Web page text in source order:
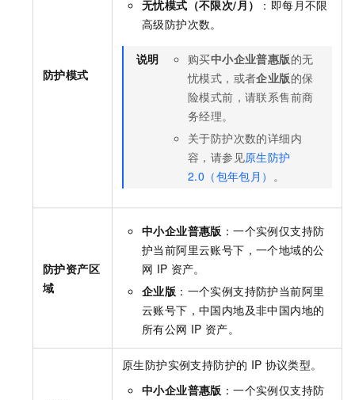
防护模式
无忧模式（不限次/月）
：即每月不限
高级防护次数。
说明 购买中小企业普惠版的无
忧模式，或者企业版的保
险模式前，请联系售前商
务经理。
关于防护次数的详细内
容，请参见原生防护
2.0（包年包月） 。
防护资产区
域
中小企业普惠版 ：一个实例仅支持防
护当前阿里云账号下，一个地域的公
网 IP 资产。
企业版 ：一个实例支持防护当前阿里
云账号下，中国内地及非中国内地的
所有公网 IP 资产。
原生防护实例支持防护的 IP 协议类型。
中小企业普惠版 ：一个实例仅支持防